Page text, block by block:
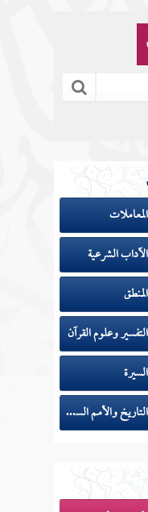
المعاملات
الآداب الشرعية
المنطق
التفسير وعلوم القرآن
السيرة
التاريخ والأمم السابقة